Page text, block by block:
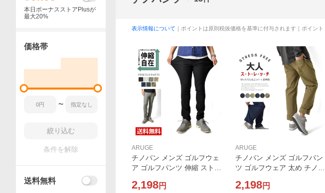
表示情報について ｜ポイントは原則税抜価格を基準に付与されます｜ポイン
ARUGE
チノパン メンズ ゴルフウェ
ア ゴルフパンツ 伸縮 ストレ
ー セール 大きいサイズ ボト
2,198円
ARUGE
チノパン メンズ ゴルフパン
ツ ゴルフウェア 太め チノパ
ド 股上深め イージーパンツ
2,198円
本日ボーナスストアPlusが
最大20%
価格帯
〜
絞り込む
条件を解除
送料無料